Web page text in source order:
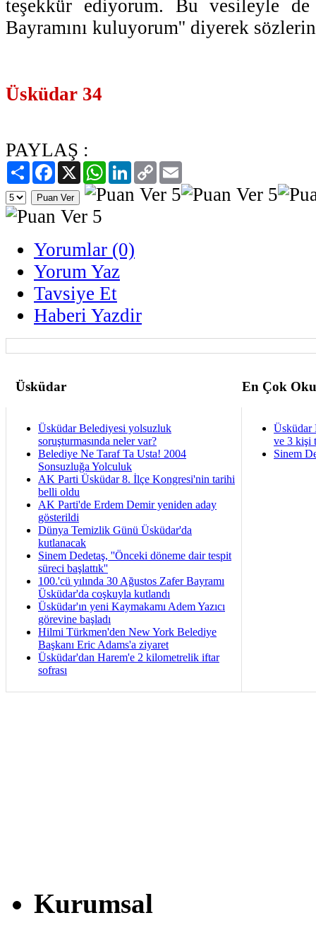
teşekkür ediyorum. Bu vesileyle de
Bayramını kuluyorum'' diyerek
Üsküdar 34
PAYLAŞ :
PaylaşFacebook
X WhatsAppLinkedIn
Copy
Link
Yorumlar (0)
Yorum Yaz
Tavsiye Et
Haberi Yazdir
Üsküdar En Çok
Üsküdar Belediyesi yolsuzluk
soruşturmasında neler var?
Belediye Ne Taraf Ta Usta! 2004
Sonsuzluğa Yolculuk
AK Parti Üsküdar 8. İlçe Kongresi'nin tarihi
belli oldu
AK Parti'de Erdem Demir yeniden aday
gösterildi
Dünya Temizlik Günü Üsküdar'da
kutlanacak
Sinem Dedetaş, ''Önceki döneme dair tespit
süreci başlattık''
100.'cü yılında 30 Ağustos Zafer Bayramı
Üsküdar'da coşkuyla kutlandı
Üsküdar'ın yeni Kaymakamı Adem Yazıcı
görevine başladı
Hilmi Türkmen'den New York Belediye
Başkanı Eric Adams'a ziyaret
Üsküdar'dan Harem'e 2 kilometrelik iftar
sofrası
Üsküdar
ve 3 kişi
Sinem
Kurumsal